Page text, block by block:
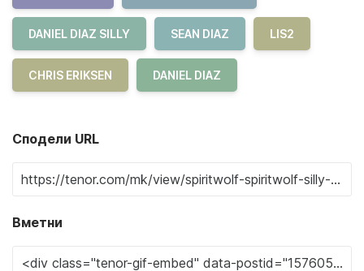
DANIEL DIAZ SILLY SEAN DIAZ LIS2
CHRIS ERIKSEN DANIEL DIAZ
Сподели URL
Вметни